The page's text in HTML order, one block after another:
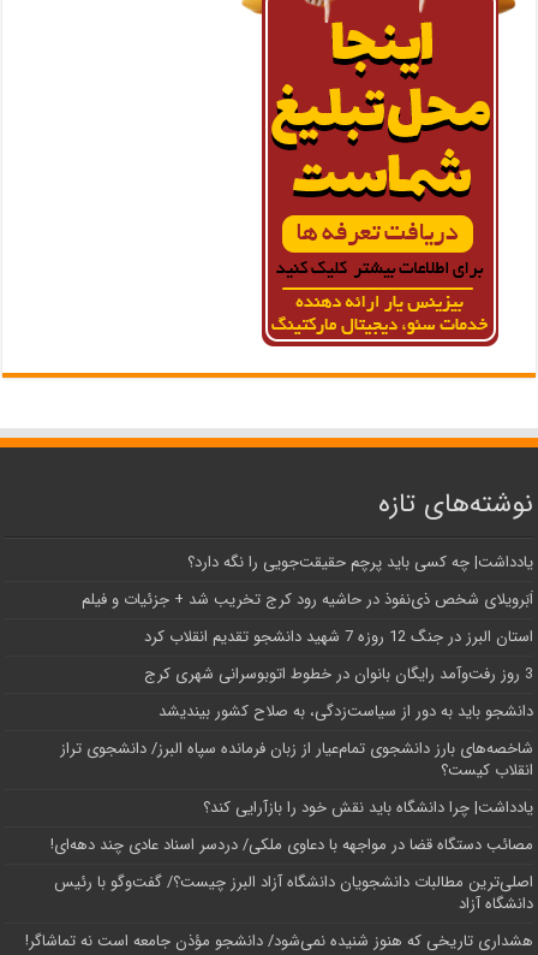
نوشته‌های تازه
یادداشت| ‌چه کسی باید پرچم حقیقت‌جویی را نگه دارد؟
اَبَر‌ویلای شخص ذی‌نفوذ در حاشیه‌ رود کرج تخریب شد + جزئیات و فیلم
استان البرز در جنگ 12 روزه 7 شهید دانشجو تقدیم انقلاب کرد
3 روز رفت‌وآمد رایگان بانوان در خطوط اتوبوسرانی شهری کرج
دانشجو باید به دور از سیاست‌زدگی، به صلاح کشور بیندیشد
شاخصه‌های بارز دانشجوی تمام‌عیار از زبان فرمانده سپاه البرز/ دانشجوی تراز
انقلاب کیست؟
یادداشت| چرا دانشگاه باید نقش خود را بازآرایی کند؟
مصائب دستگاه قضا در مواجهه با دعاوی ملکی/ دردسر اسناد عادی چند‌ دهه‌ای!
اصلی‌ترین مطالبات دانشجویان دانشگاه آزاد البرز چیست؟/ گفت‌وگو با رئیس
دانشگاه آز‌اد
هشداری تاریخی که هنوز شنیده نمی‌شود/ دانشجو مؤذن جامعه است نه تماشاگر!